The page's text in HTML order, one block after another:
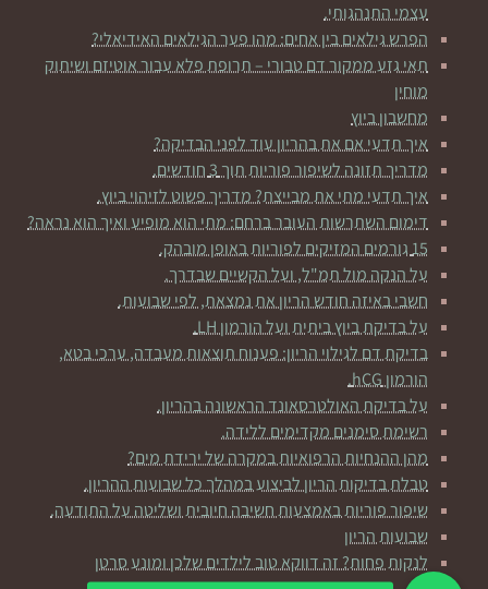
עצמי התנהגותי.
הפרש גילאים בין אחים: מהו פער הגילאים האידיאלי?
תאי גזע ממקור דם טבורי – תרופת פלא עבור אוטיזם ושיתוק
מוחין
מחשבון ביוץ
איך תדעי אם את בהריון עוד לפני הבדיקה?
מדריך תזונה לשיפור פוריות תוך 3 חודשים.
איך תדעי מתי את מבייצת? מדריך פשוט לזיהוי ביוץ.
דימום השתרשות העובר ברחם: מתי הוא מופיע ואיך הוא נראה?
15 גורמים המזיקים לפוריות באופן מובהק.
על הנקה מול תמ"ל, ועל הקשיים שבדרך.
חשבי באיזה חודש הריון את נמצאת, לפי שבועות.
על בדיקת ביוץ ביתית ועל הורמון LH.
בדיקת דם לגילוי הריון: פענוח תוצאות מעבדה, ערכי בטא,
הורמון hCG.
על בדיקת האולטרסאונד הראשונה בהריון.
רשימת סימנים מקדימים ללידה.
מהן ההנחיות הרפואיות במקרה של ירידת מים?
טבלת בדיקות הריון לביצוע במהלך כל שבועות ההריון.
שיפור פוריות באמצעות חשיבה חיובית ושליטה על התודעה.
שבועות הריון
לנקות פחות? זה דווקא טוב לילדים שלכן ומונע סרטן